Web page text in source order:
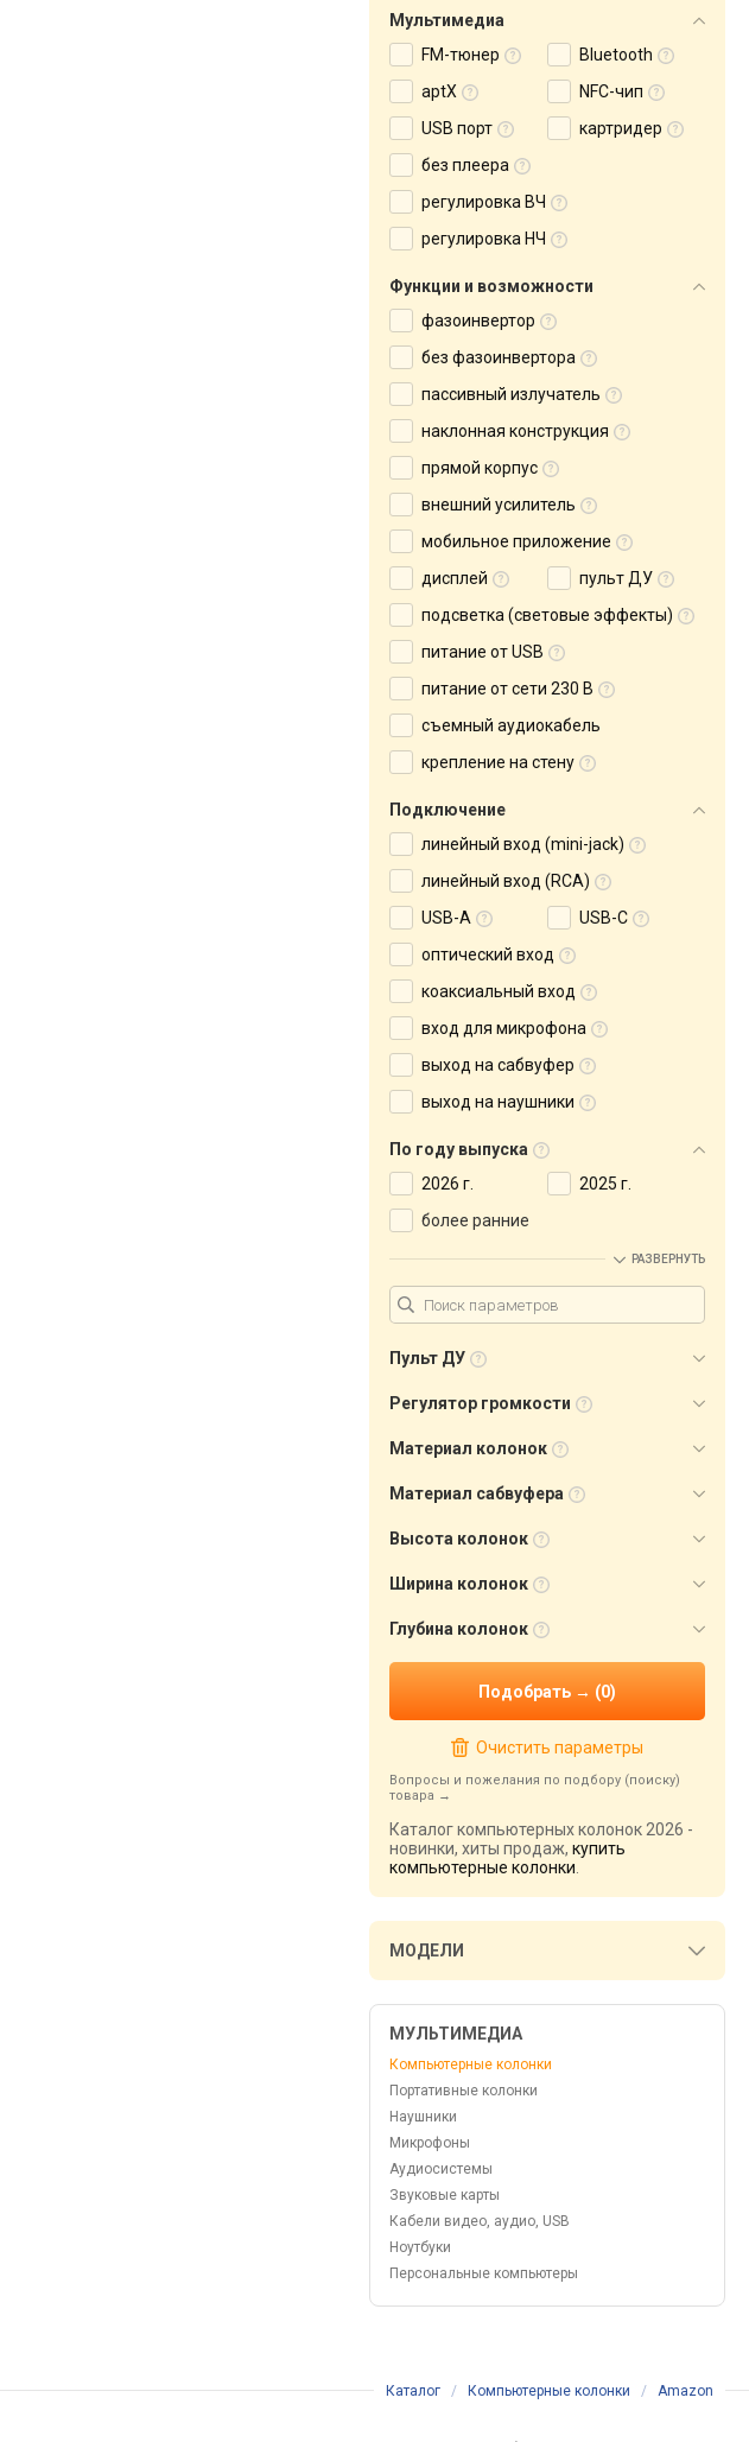
Мультимедиа
FM-тюнер
Bluetooth
aptX
NFC-чип
USB порт
картридер
без плеера
регулировка ВЧ
регулировка НЧ
Функции и возможности
фазоинвертор
без фазоинвертора
пассивный излучатель
наклонная конструкция
прямой корпус
внешний усилитель
мобильное приложение
дисплей
пульт ДУ
подсветка (световые эффекты)
питание от USB
питание от сети 230 В
съемный аудиокабель
крепление на стену
Подключение
линейный вход (mini-jack)
линейный вход (RCA)
USB-A
USB-C
оптический вход
коаксиальный вход
вход для микрофона
выход на сабвуфер
выход на наушники
По году выпуска
2026 г.
2025 г.
более ранние
РАЗВЕРНУТЬ
Пульт ДУ
Регулятор громкости
Материал колонок
Материал сабвуфера
Высота колонок
Ширина колонок
Глубина колонок
Очистить параметры
Вопросы и пожелания по подбору (поиску)
товара
Каталог компьютерных колонок 2026 -
новинки, хиты продаж, купить
компьютерные колонки
МОДЕЛИ
МУЛЬТИМЕДИА
Компьютерные колонки
Портативные колонки
Наушники
Микрофоны
Аудиосистемы
Звуковые карты
Кабели видео, аудио, USB
Ноутбуки
Персональные компьютеры
Каталог / Компьютерные колонки / Amazon